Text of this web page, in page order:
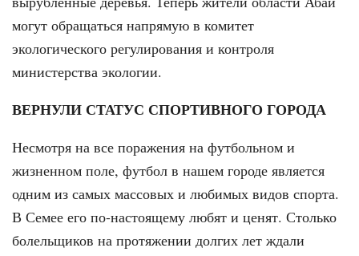
могут обращаться напрямую в комитет
экологического регулирования и контроля
министерства экологии.
ВЕРНУЛИ СТАТУС СПОРТИВНОГО ГОРОДА
Несмотря на все поражения на футбольном и
жизненном поле, футбол в нашем городе является
одним из самых массовых и любимых видов спорта.
В Семее его по-настоящему любят и ценят. Столько
болельщиков на протяжении долгих лет ждали